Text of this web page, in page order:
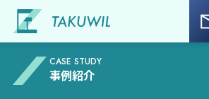
CASE STUDY
事例紹介